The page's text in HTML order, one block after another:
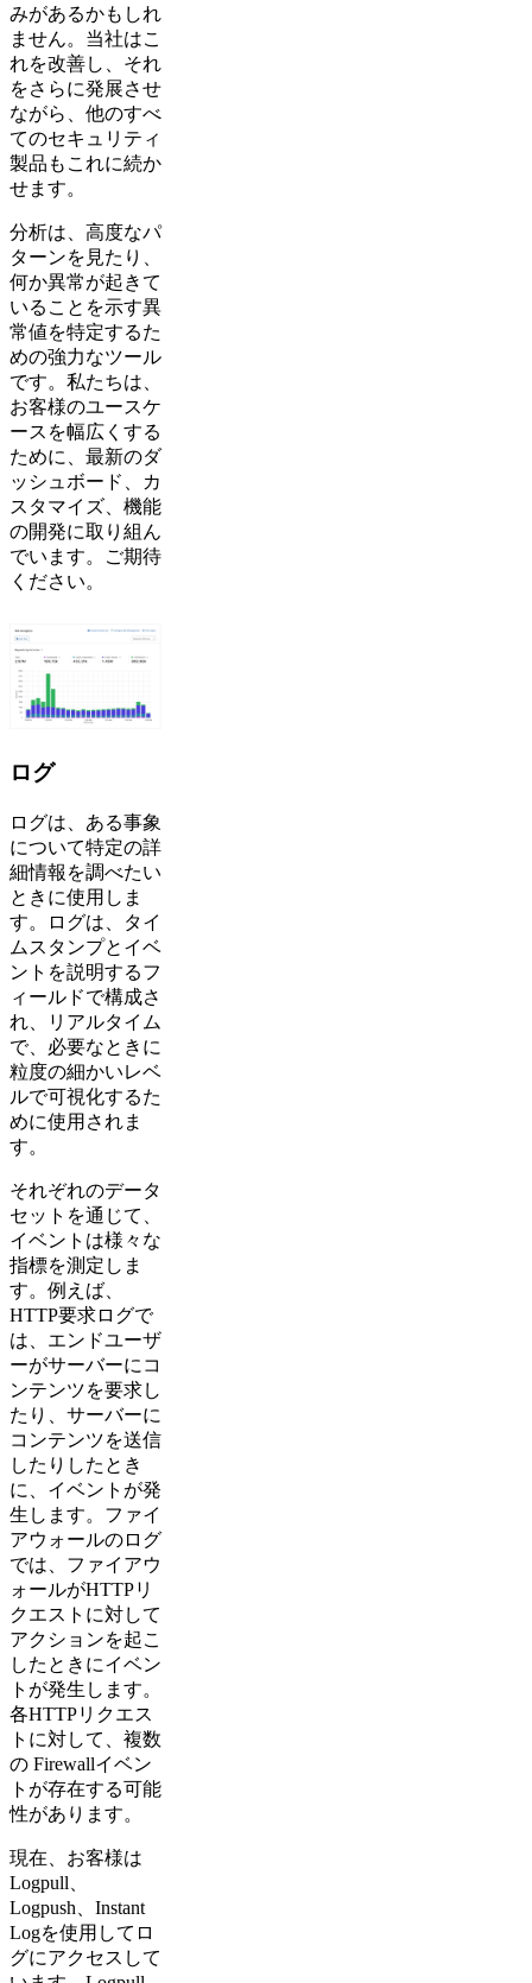
みがあるかもしれ
ません。当社はこ
れを改善し、それ
をさらに発展させ
ながら、他のすべ
てのセキュリティ
製品もこれに続か
せます。
分析は、高度なパ
ターンを見たり、
何か異常が起きて
いることを示す異
常値を特定するた
めの強力なツール
です。私たちは、
お客様のユースケ
ースを幅広くする
ために、最新のダ
ッシュボード、カ
スタマイズ、機能
の開発に取り組ん
でいます。ご期待
ください。
ログ
ログは、ある事象
について特定の詳
細情報を調べたい
ときに使用しま
す。ログは、タイ
ムスタンプとイベ
ントを説明するフ
ィールドで構成さ
れ、リアルタイム
で、必要なときに
粒度の細かいレベ
ルで可視化するた
めに使用されま
す。
それぞれのデータ
セットを通じて、
イベントは様々な
指標を測定しま
す。例えば、
HTTP要求ログで
は、エンドユーザ
ーがサーバーにコ
ンテンツを要求し
たり、サーバーに
コンテンツを送信
したりしたとき
に、イベントが発
生します。ファイ
アウォールのログ
では、ファイアウ
ォールがHTTPリ
クエストに対して
アクションを起こ
したときにイベン
トが発生します。
各HTTPリクエス
トに対して、複数
の Firewallイベン
トが存在する可能
性があります。
現在、お客様は
Logpull、
Logpush、Instant
Logを使用してロ
グにアクセスして